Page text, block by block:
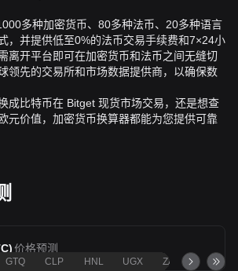
多种加密货币、80多种法币、20多种语言
，并提供低至0%的法币交易手续费和7×24小
离开平台即可在加密货币和法币之间无缝切
领先的交易所和市场数据提供商，以确保数
成比特币在 Bitget 现货市场交易，还是想查
元价值，加密货币换算器都能为您提供可靠
)价格预测
GTQ CLP HNL UGX ZAR TND